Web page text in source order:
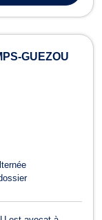
GUEZOU